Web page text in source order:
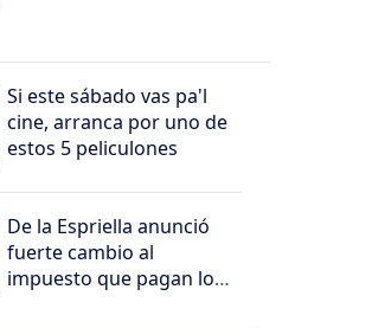
Si este sábado vas pa'l
cine, arranca por uno de
estos 5 peliculones
De la Espriella anunció
fuerte cambio al
impuesto que pagan los